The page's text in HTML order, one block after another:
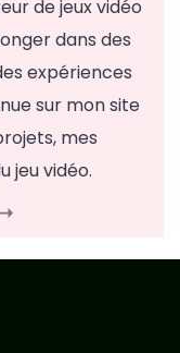
de jeux vidéo
dans des
expériences
sur mon site
mes
jeu vidéo.